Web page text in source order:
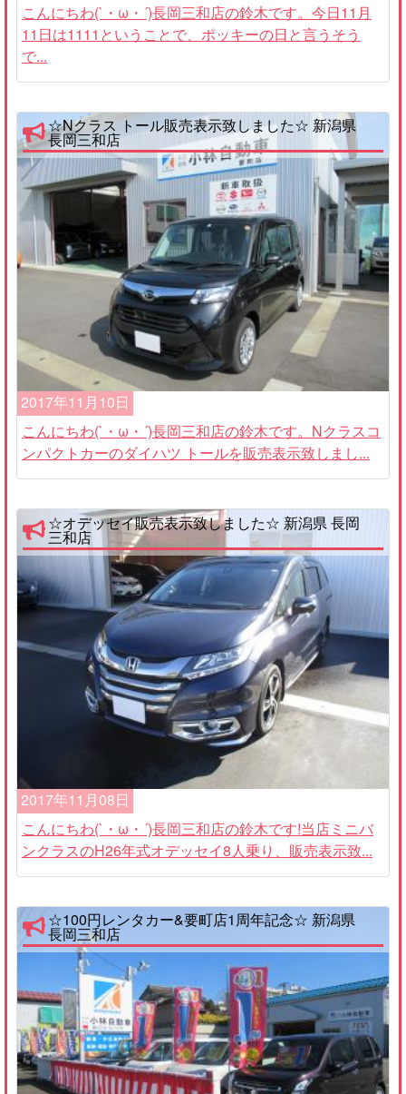
こんにちわ(`・ω・´)長岡三和店の鈴木です。今日11月
11日は1111ということで、ポッキーの日と言うそう
で...
☆Nクラス トール販売表示致しました☆ 新潟県
長岡三和店
2017年11月10日
こんにちわ(`・ω・´)長岡三和店の鈴木です。Nクラスコ
ンパクトカーのダイハツ トールを販売表示致しまし...
☆オデッセイ販売表示致しました☆ 新潟県 長岡
三和店
2017年11月08日
こんにちわ(`・ω・´)長岡三和店の鈴木です!当店ミニバ
ンクラスのH26年式オデッセイ8人乗り、販売表示致...
☆100円レンタカー&要町店1周年記念☆ 新潟県
長岡三和店